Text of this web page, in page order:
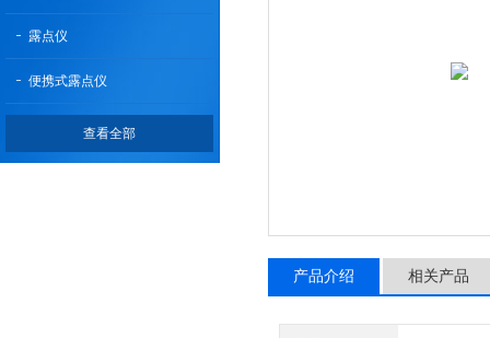
露点仪
便携式露点仪
查看全部
产品介绍 相关产品